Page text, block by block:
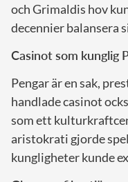
och Grimaldis hov
decennier balansera
Casinot som kunglig
Pengar är en sak,
handlade casinot
som ett
aristokrati gjorde
kungligheter kunde